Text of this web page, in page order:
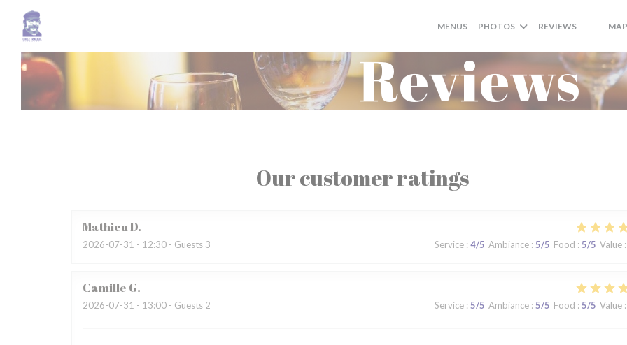
Personalizing your cookie choices
MENUS PHOTOS REVIEWS
((OPENS
Reviews
Our customer ratings
MathieuD
2026-07-31 - 12:30 - Guests 3 Service: 4/5 Ambiance: 5/5 Food : 5/5 Value:
Camille G
2026-07-31 - 13:00 - Guests 2 Service: 5/5 Ambiance: 5/5 Food : 5/5 Value: